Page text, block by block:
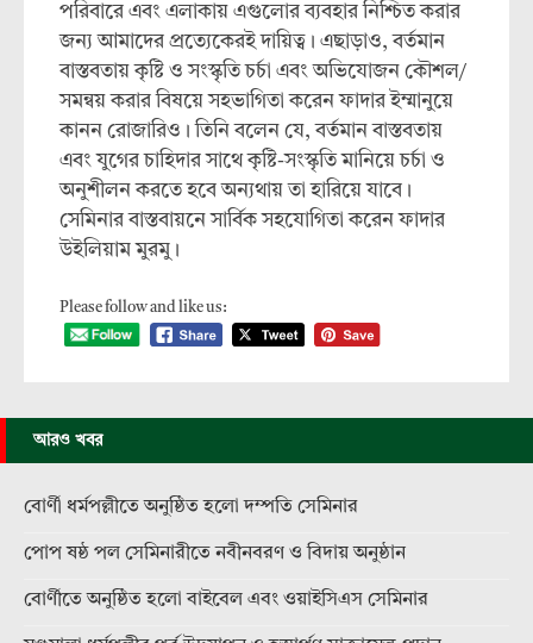
পরিবারে এবং এলাকায় এগুলোর ব্যবহার নিশ্চিত করার
জন্য আমাদের প্রত্যেকেরই দায়িত্ব। এছাড়াও, বর্তমান
বাস্তবতায় কৃষ্টি ও সংস্কৃতি চর্চা এবং অভিযোজন কৌশল/
সমন্বয় করার বিষয়ে সহভাগিতা করেন ফাদার ইম্মানুয়ে
কানন রোজারিও। তিনি বলেন যে, বর্তমান বাস্তবতায়
এবং যুগের চাহিদার সাথে কৃষ্টি-সংস্কৃতি মানিয়ে চর্চা ও
অনুশীলন করতে হবে অন্যথায় তা হারিয়ে যাবে।
সেমিনার বাস্তবায়নে সার্বিক সহযোগিতা করেন ফাদার
উইলিয়াম মুরমু।
Please follow and like us:
আরও খবর
বোর্ণী ধর্মপল্লীতে অনুষ্ঠিত হলো দম্পতি সেমিনার
পোপ ষষ্ঠ পল সেমিনারীতে নবীনবরণ ও বিদায় অনুষ্ঠান
বোর্ণীতে অনুষ্ঠিত হলো বাইবেল এবং ওয়াইসিএস সেমিনার